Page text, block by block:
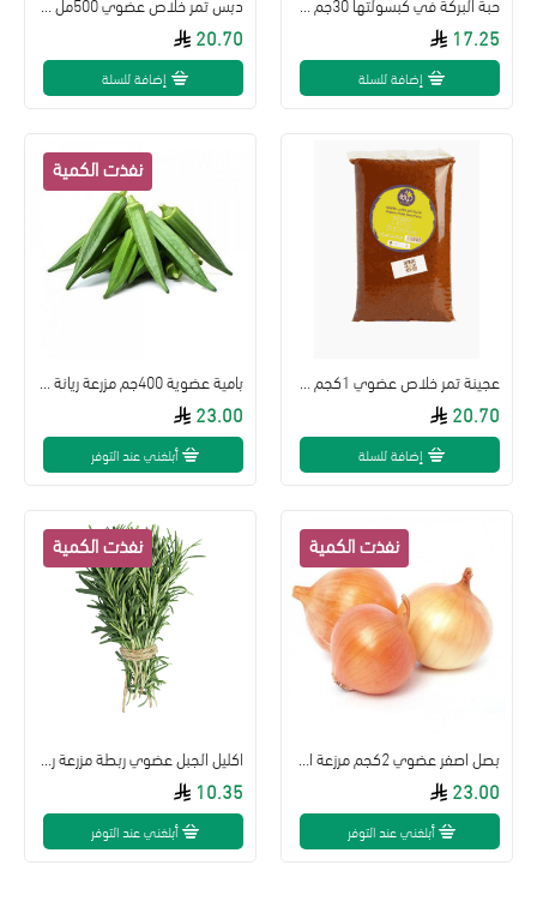
17.25
إضافة للسلة
20.70
إضافة للسلة
20.70
إضافة للسلة
23.00
أبلغني عند التوفر
23.00
أبلغني عند التوفر
10.35
أبلغني عند التوفر